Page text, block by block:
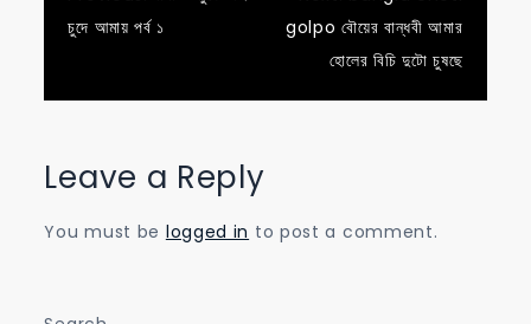
navigation
চুদে আমায় পর্ব ১
golpo বৌয়ের বান্ধবী আমার
হোলের বিচি দুটো চুষছে
Leave a Reply
You must be logged in to post a comment.